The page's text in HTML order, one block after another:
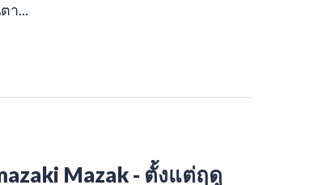
า...
Mazak - ตั้งแต่ฤดู